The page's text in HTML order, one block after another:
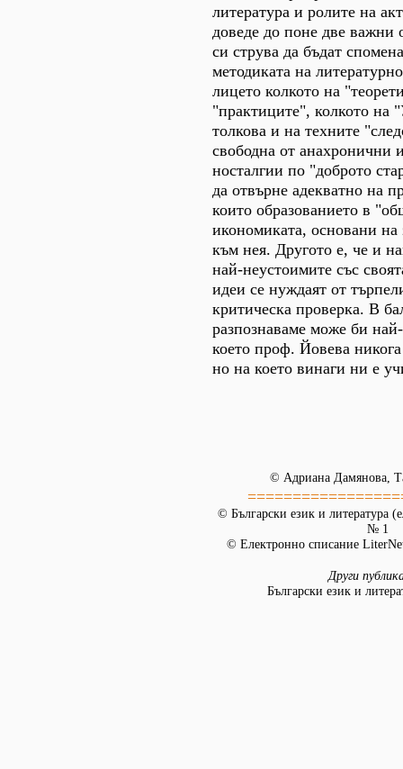
литература и ролите на
доведе до поне две важни
си струва да бъдат
методиката на
лицето колкото на
"практиците", колкото на
толкова и на техните
свободна от анахронични
носталгии по "доброто
да отвърне адекватно на
които образованието в
икономиката, основани на
към нея. Другото е, че и
най-неустоимите със
идеи се нуждаят от
критическа проверка. В
разпознаваме може би
което проф. Йовева
но на което винаги ни е
© Адриана Дамянова,
© Български език и литература
№ 1
© Електронно списание
Други
Български език и